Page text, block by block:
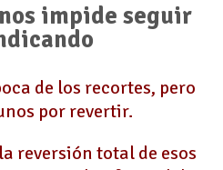
impide seguir
de los recortes, pero
por revertir.
reversión total de esos